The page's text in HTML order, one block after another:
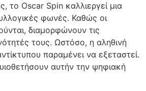
το Oscar Spin καλλιεργεί μια
φωνές. Καθώς οι
διαμορφώνουν τις
τους. Ωστόσο, η αληθινή
παραμένει να εξεταστεί.
αυτήν την ψηφιακή